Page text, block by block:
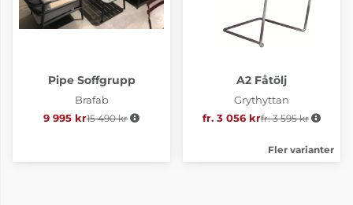
Pipe Soffgrupp
Brafab
9 995 kr Ordinarie pris:
15 490 kr
A2 Fåtölj
Grythyttan
fr. 3 056 krOrdinarie pris:
fr. 3 595 kr
Fler varianter